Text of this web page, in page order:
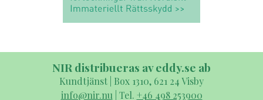
NIR distribueras av eddy.se ab
Kundtjänst | Box 1310, 621 24 Visby
info@nir.nu | Tel. +46 498 253900